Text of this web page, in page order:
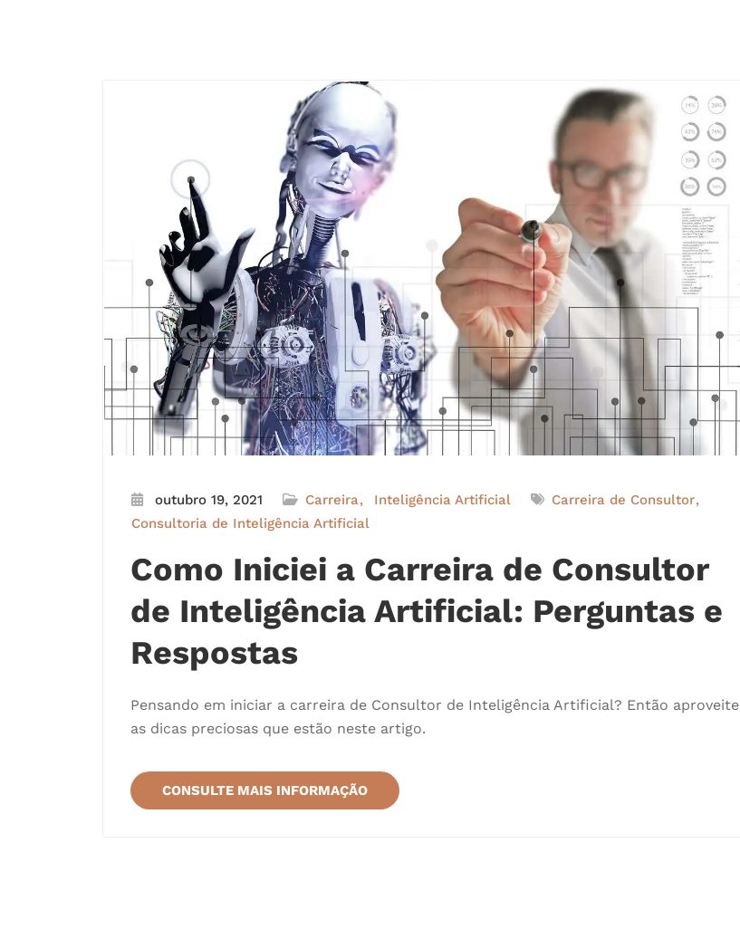
outubro 19, 2021 Carreira Inteligência Artificial
Carreira de Consultor
Consultoria de Inteligência Artificial
Como Iniciei a Carreira de Consultor
de Inteligência Artificial: Perguntas e
Respostas
Pensando em iniciar a carreira de Consultor de Inteligência Artificial? Então aproveite
as dicas preciosas que estão neste artigo.
CONSULTE MAIS INFORMAÇÃO